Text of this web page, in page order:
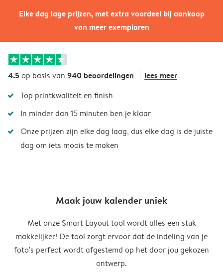
Elke dag lage prijzen, met extra voordeel bij aankoop
van meer exemplaren
4.5op basis van 940 beoordelingen lees meer
Top printkwaliteit en finish
In minder dan 15 minuten ben je klaar
Onze prijzen zijn elke dag laag, dus elke dag is de juiste
dag om iets moois te maken
Maak jouw kalender uniek
Met onze Smart Layout tool wordt alles een stuk
makkelijker! De tool zorgt ervoor dat de indeling van je
foto's perfect wordt afgestemd op het door jou gekozen
ontwerp.